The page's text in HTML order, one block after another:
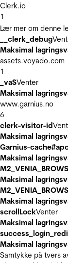
Clerk.io
1
Lær mer om denne
__clerk_debug
Maksimal
assets.voyado.com
1
_vaSVenter
Maksimal
www.garnius.no
6
clerk-visitor-id
Maksimal
Garnius-
Maksimal
Maksimal
Maksimal
scrollLockVenter
Maksimal
Maksimal
Samtykke på tvers